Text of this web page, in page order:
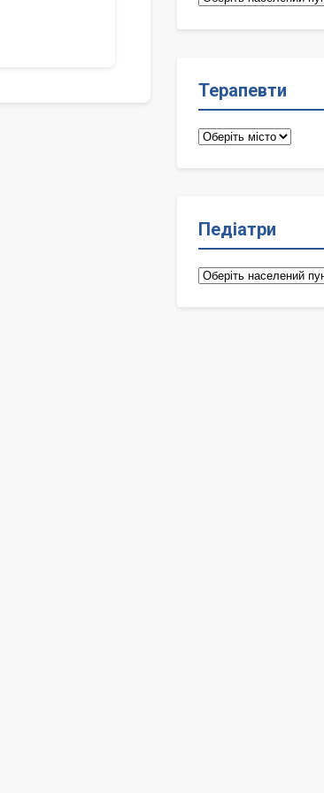
Терапевти
Терапевти
Педіатри
Педіатри